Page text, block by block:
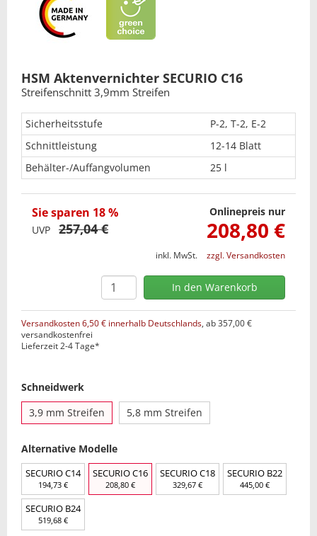
HSM Aktenvernichter SECURIO C16
Streifenschnitt 3,9mm Streifen
Sicherheitsstufe
P-2, T-2, E-2
Schnittleistung
12-14 Blatt
Behälter-/Auffangvolumen
25 l
Sie sparen 18 %
UVP 257,04 €
Onlinepreis nur
208,80 €
inkl. MwSt. zzgl. Versandkosten
Versandkosten 6,50 € innerhalb Deutschlands, ab 357,00 €
versandkostenfrei
Lieferzeit 2-4 Tage*
Schneidwerk
3,9 mm Streifen
5,8 mm Streifen
Alternative Modelle
SECURIO C14
194,73 €
SECURIO C16
208,80 €
SECURIO C18
329,67 €
SECURIO B22
445,00 €
SECURIO B24
519,68 €